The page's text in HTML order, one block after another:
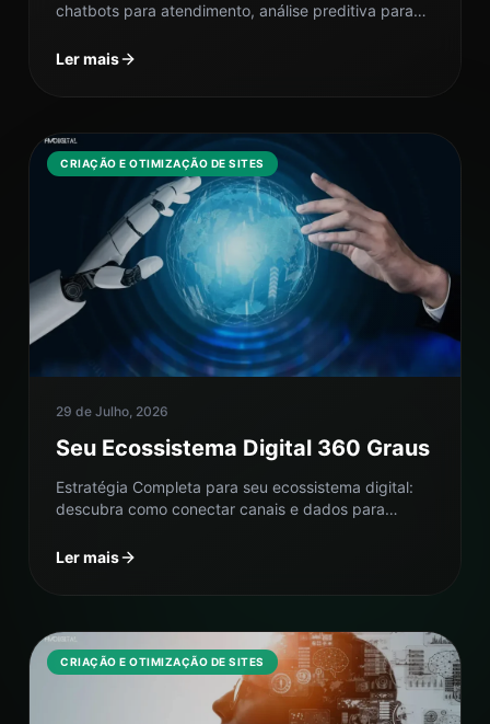
chatbots para atendimento, análise preditiva para
demanda para focar...
Ler mais
CRIAÇÃO E OTIMIZAÇÃO DE SITES
29 de Julho, 2026
Seu Ecossistema Digital 360 Graus
Estratégia Completa para seu ecossistema digital:
descubra como conectar canais e dados para
Ler mais
CRIAÇÃO E OTIMIZAÇÃO DE SITES